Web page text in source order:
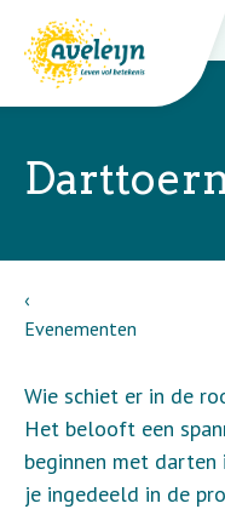
Evenementen
Wie schiet er in de
Het belooft een
beginnen met
je ingedeeld in de